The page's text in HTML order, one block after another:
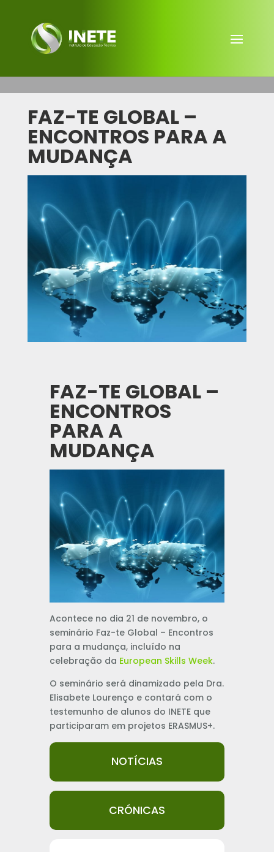
FAZ-TE GLOBAL –
ENCONTROS PARA A
MUDANÇA
FAZ-TE GLOBAL –
ENCONTROS
PARA A
MUDANÇA
Acontece no dia 21 de novembro, o
seminário Faz-te Global – Encontros
para a mudança, incluído na
celebração da European Skills Week.
O seminário será dinamizado pela Dra.
Elisabete Lourenço e contará com o
testemunho de alunos do INETE que
participaram em projetos ERASMUS+.
NOTÍCIAS
CRÓNICAS